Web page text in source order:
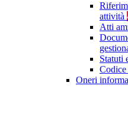
attività
Atti
Statuti
Codice
Oneri